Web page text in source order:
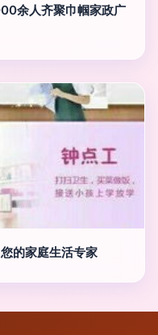
余人齐聚巾帼家政广
的家庭生活专家